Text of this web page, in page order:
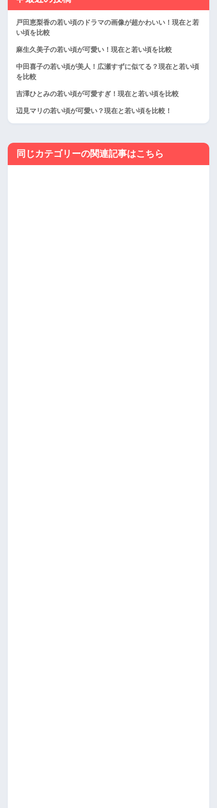
戸田恵梨香の若い頃のドラマの画像が超かわいい！現在と若
い頃を比較
麻生久美子の若い頃が可愛い！現在と若い頃を比較
中田喜子の若い頃が美人！広瀬すずに似てる？現在と若い頃
を比較
吉澤ひとみの若い頃が可愛すぎ！現在と若い頃を比較
辺見マリの若い頃が可愛い？現在と若い頃を比較！
同じカテゴリーの関連記事はこちら